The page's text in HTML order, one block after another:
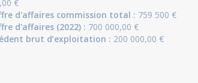
€
d'affaires commission total : 759 500 €
d'affaires (2022) : 700 000,00 €
brut d’exploitation : 200 000,00 €